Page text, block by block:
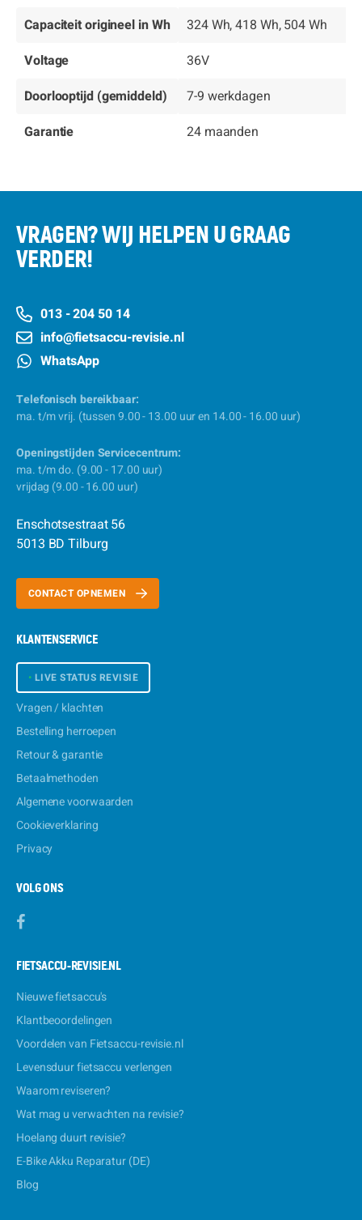
Capaciteit origineel in Wh
324 Wh, 418 Wh, 504 Wh
Voltage
36V
Doorlooptijd (gemiddeld)
7-9 werkdagen
Garantie
24 maanden
VRAGEN? WIJ HELPEN U GRAAG
VERDER!
013 - 204 50 14
info@fietsaccu-revisie.nl
WhatsApp
Telefonisch bereikbaar:
ma. t/m vrij. (tussen 9.00 - 13.00 uur en 14.00 - 16.00 uur)
Openingstijden Servicecentrum:
ma. t/m do. (9.00 - 17.00 uur)
vrijdag (9.00 - 16.00 uur)
Enschotsestraat 56
5013 BD Tilburg
CONTACT OPNEMEN
KLANTENSERVICE
• LIVE STATUS REVISIE
Vragen / klachten
Bestelling herroepen
Retour & garantie
Betaalmethoden
Algemene voorwaarden
Cookieverklaring
Privacy
VOLG ONS
FIETSACCU-REVISIE.NL
Nieuwe fietsaccu's
Klantbeoordelingen
Voordelen van Fietsaccu-revisie.nl
Levensduur fietsaccu verlengen
Waarom reviseren?
Wat mag u verwachten na revisie?
Hoelang duurt revisie?
E-Bike Akku Reparatur (DE)
Blog